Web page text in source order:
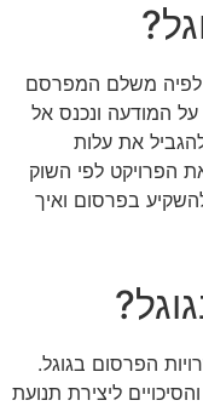
לפיה משלם המפרסם
המודעה ונכנס אל
את עלות
הפרויקט לפי השוק
בפרסום ואיך
הפרסום בגוגל.
ליצירת תנועת